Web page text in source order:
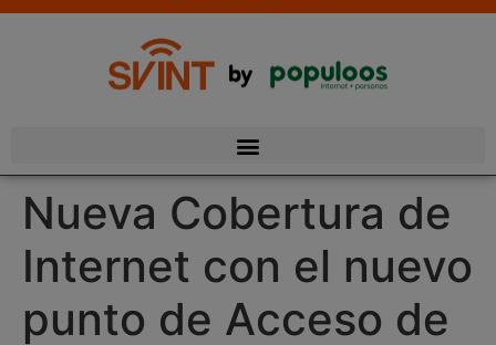
Nueva Cobertura de
Internet con el nuevo
punto de Acceso de